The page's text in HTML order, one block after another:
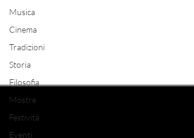
Musica
Cinema
Tradizioni
Storia
Filosofia
Mostre
Festività
Eventi